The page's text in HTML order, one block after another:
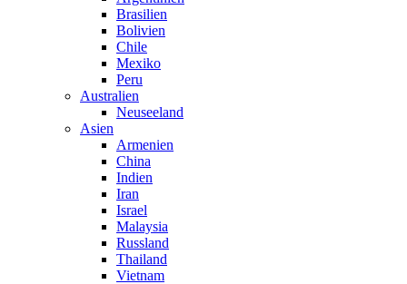
Brasilien
Bolivien
Chile
Mexiko
Peru
Australien
Neuseeland
Asien
Armenien
China
Indien
Iran
Israel
Malaysia
Russland
Thailand
Vietnam